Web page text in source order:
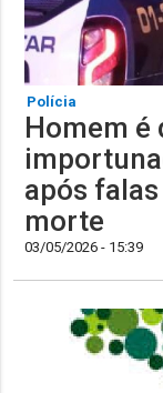
Polícia
Homem é
após
morte
03/05/2026 - 15:39